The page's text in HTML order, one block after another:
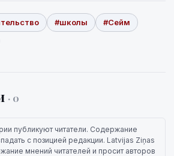
#школы
#Сейм
· 0
публикуют читатели. Содержание
с позицией редакции. Latvijas Ziņas
мнений читателей и просит авторов